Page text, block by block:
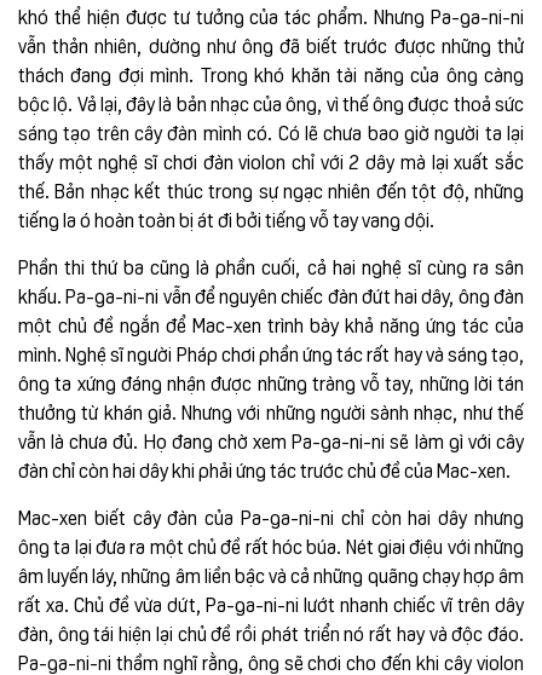
khó thể hiện được tư tưởng của tác phẩm. Nhưng Pa-ga-ni-ni
vẫn thản nhiên, dường như ông đã biết trước được những thử
thách đang đợi mình. Trong khó khăn tài năng của ông càng
bộc lộ. Vả lại, đây là bản nhạc của ông, vì thế ông được thoả sức
sáng tạo trên cây đàn mình có. Có lẽ chưa bao giờ người ta lại
thấy một nghệ sĩ chơi đàn violon chỉ với 2 dây mà lại xuất sắc
thế. Bản nhạc kết thúc trong sự ngạc nhiên đến tột độ, những
tiếng la ó hoàn toàn bị át đi bởi tiếng vỗ tay vang dội.
Phần thi thứ ba cũng là phần cuối, cả hai nghệ sĩ cùng ra sân
khấu. Pa-ga-ni-ni vẫn để nguyên chiếc đàn đứt hai dây, ông đàn
một chủ đề ngắn để Mac-xen trình bày khả năng ứng tác của
mình. Nghệ sĩ người Pháp chơi phần ứng tác rất hay và sáng tạo,
ông ta xứng đáng nhận được những tràng vỗ tay, những lời tán
thưởng từ khán giả. Nhưng với những người sành nhạc, như thế
vẫn là chưa đủ. Họ đang chờ xem Pa-ga-ni-ni sẽ làm gì với cây
đàn chỉ còn hai dây khi phải ứng tác trước chủ đề của Mac-xen.
Mac-xen biết cây đàn của Pa-ga-ni-ni chỉ còn hai dây nhưng
ông ta lại đưa ra một chủ đề rất hóc búa. Nét giai điệu với những
âm luyến láy, những âm liền bậc và cả những quãng chạy hợp âm
rất xa. Chủ đề vừa dứt, Pa-ga-ni-ni lướt nhanh chiếc vĩ trên dây
đàn, ông tái hiện lại chủ đề rồi phát triển nó rất hay và độc đáo.
Pa-ga-ni-ni thầm nghĩ rằng, ông sẽ chơi cho đến khi cây violon